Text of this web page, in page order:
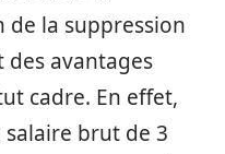
de la suppression
avantages
cadre. En effet,
salaire brut de 3